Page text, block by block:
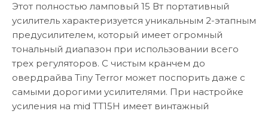
Этот полностью ламповый 15 Вт портативный
усилитель характеризуется уникальным 2-этапным
предусилителем, который имеет огромный
тональный диапазон при использовании всего
трех регуляторов. С чистым кранчем до
овердрайва Tiny Terror может поспорить даже с
самыми дорогими усилителями. При настройке
усиления на mid ТТ15Н имеет винтажный